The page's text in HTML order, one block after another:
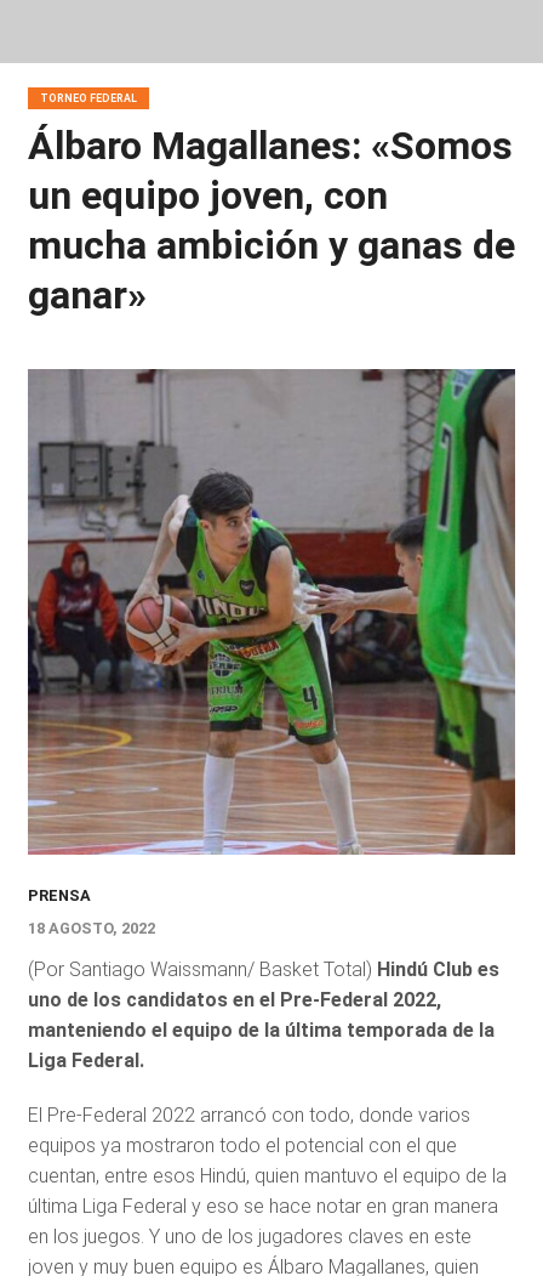
TORNEO FEDERAL
Álbaro Magallanes: «Somos
un equipo joven, con
mucha ambición y ganas de
ganar»
PRENSA
18 AGOSTO, 2022
(Por Santiago Waissmann/ Basket Total) Hindú Club es
uno de los candidatos en el Pre-Federal 2022,
manteniendo el equipo de la última temporada de la
Liga Federal.
El Pre-Federal 2022 arrancó con todo, donde varios
equipos ya mostraron todo el potencial con el que
cuentan, entre esos Hindú, quien mantuvo el equipo de la
última Liga Federal y eso se hace notar en gran manera
en los juegos. Y uno de los jugadores claves en este
joven y muy buen equipo es Álbaro Magallanes, quien